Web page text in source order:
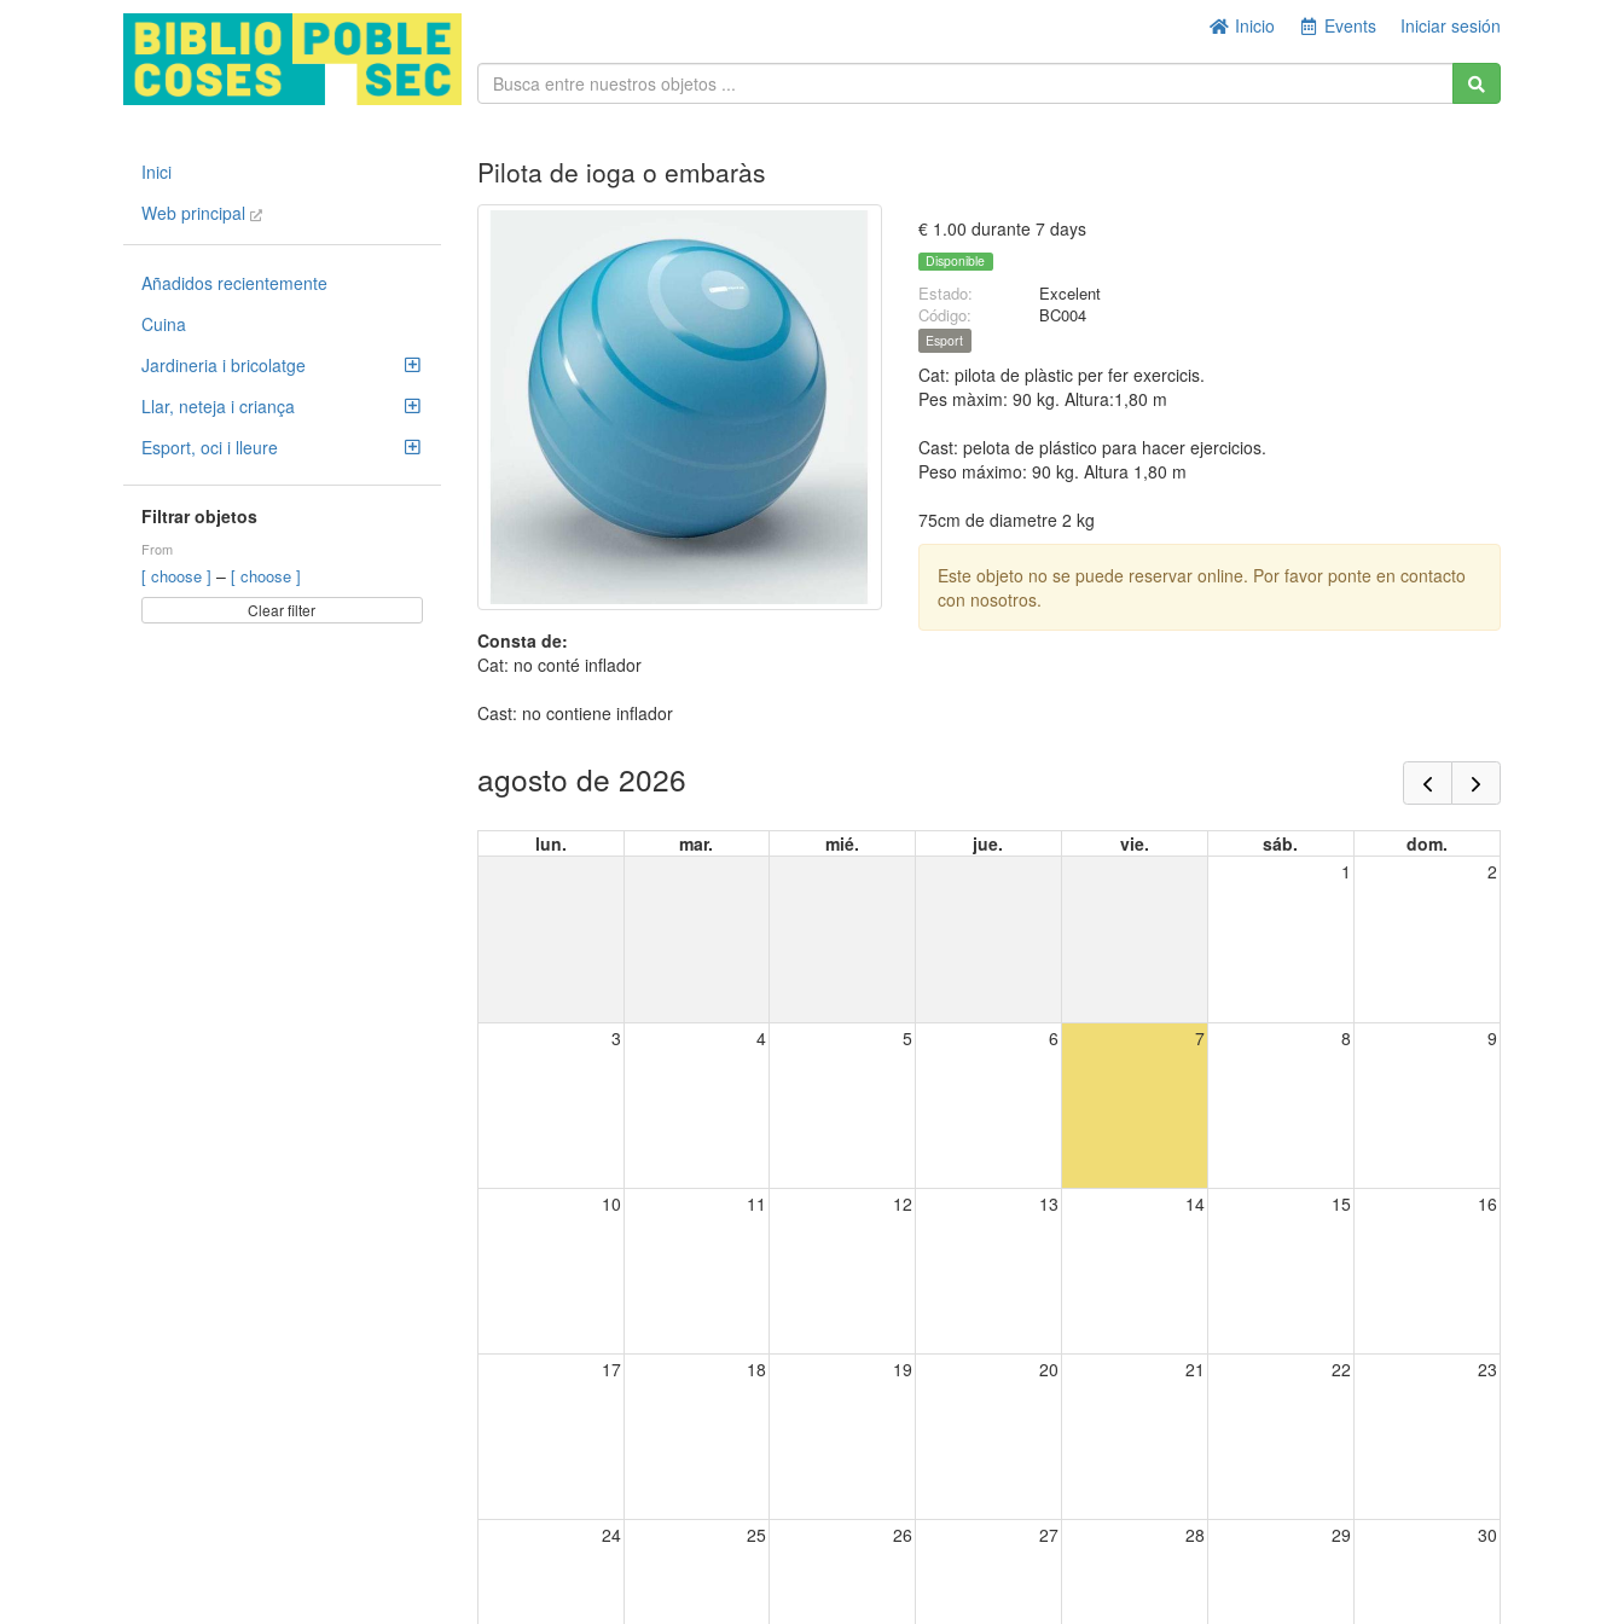
Inicio Events Iniciar sesión
Inici
Web principal
Añadidos recientemente
Cuina
Jardineria i bricolatge
Llar, neteja i criança
Esport, oci i lleure
Filtrar objetos
From
[ choose ] – [ choose ]
Clear filter
Pilota de ioga o embaràs
Consta de:
Cat: no conté inflador
Cast: no contiene inflador
€ 1.00 durante 7 days
Disponible
Estado:
Excelent
Código:
BC004
Esport
Cat: pilota de plàstic per fer exercicis.
Pes màxim: 90 kg. Altura:1,80 m
Cast: pelota de plástico para hacer ejercicios.
Peso máximo: 90 kg. Altura 1,80 m
75cm de diametre 2 kg
Este objeto no se puede reservar online. Por favor ponte en contacto
con nosotros.
agosto de 2026
lun. mar. mié. jue. vie. sáb.
dom.
1
2
3 4 5 6 7 8 9
10 11 12 13 14 15 16
17 18 19 20 21 22 23
24 25 26 27 28 29 30